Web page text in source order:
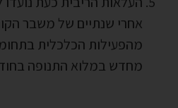
אחרי שנתיים של משבר
מהפעילות הכלכלית
מחדש במלוא התנופה